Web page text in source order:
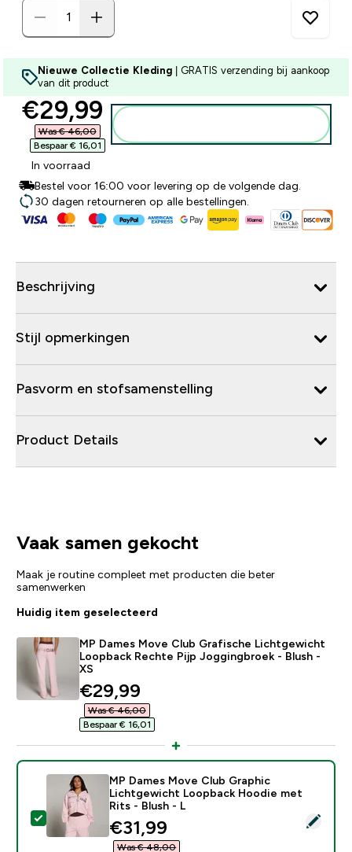
Nieuwe Collectie Kleding | GRATIS verzending bij aankoop
van dit product
discounted price
€29,99‎
Was € 46,00‎
Bespaar € 16,01‎
In voorraad
Bestel voor 16:00 voor levering op de volgende dag.
30 dagen retourneren op alle bestellingen.
Beschrijving
Stijl opmerkingen
Pasvorm en stofsamenstelling
Product Details
Vaak samen gekocht
Maak je routine compleet met producten die beter
samenwerken
Huidig item geselecteerd
MP Dames Move Club Grafische Lichtgewicht
Loopback Rechte Pijp Joggingbroek - Blush -
XS
discounted price
€29,99‎
Was € 46,00‎
Bespaar € 16,01‎
Selecteer dit product - MP Dames Move Club
MP Dames Move Club Graphic
Lichtgewicht Loopback Hoodie met
Rits - Blush - L
discounted price
€31,99‎
Was € 48,00‎